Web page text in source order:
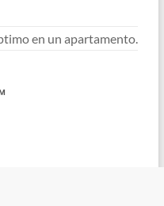
en un apartamento.